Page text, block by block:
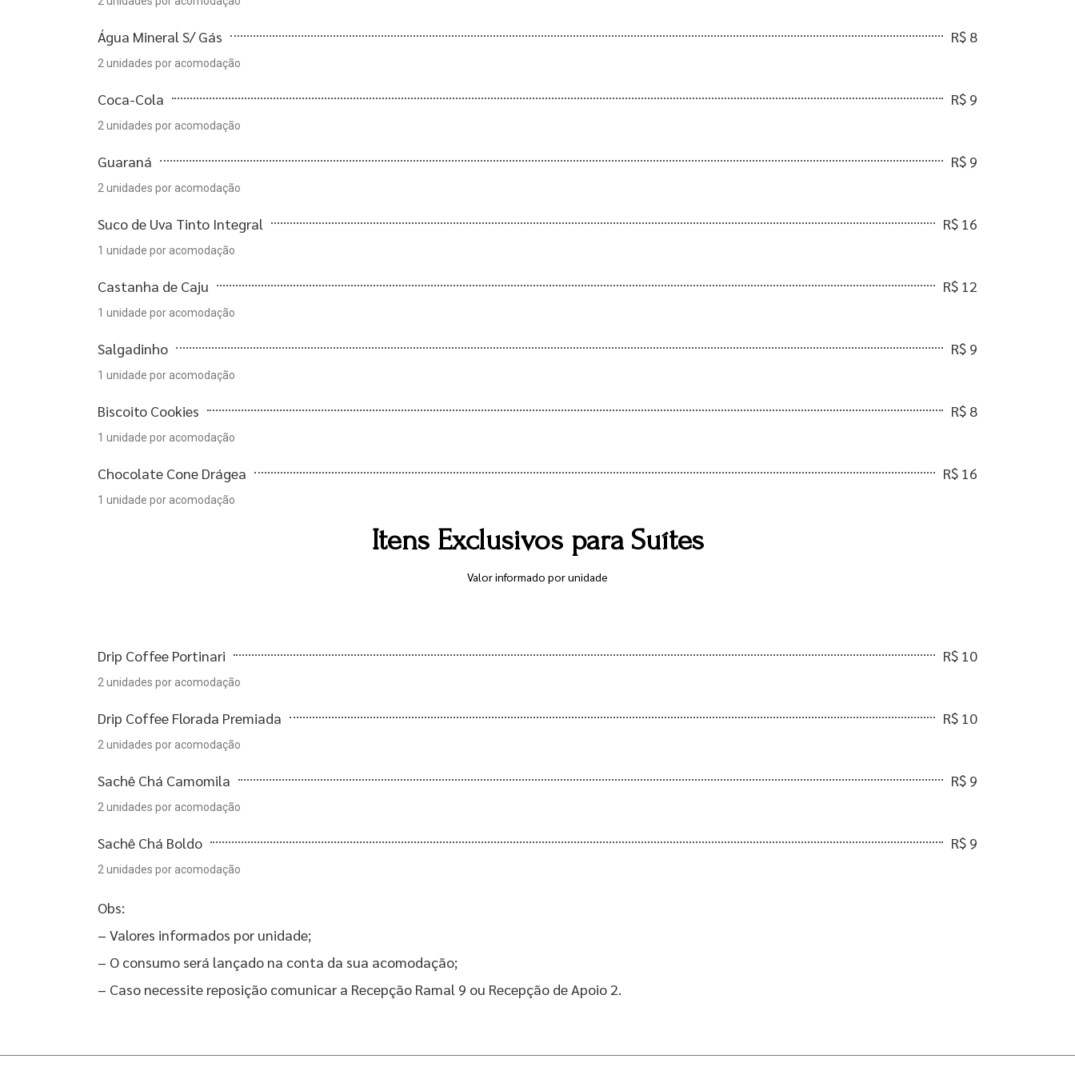
Água Mineral S/ Gás R$ 8
2 unidades por acomodação
Coca-Cola R$ 9
2 unidades por acomodação
Guaraná R$ 9
2 unidades por acomodação
Suco de Uva Tinto Integral R$ 16
1 unidade por acomodação
Castanha de Caju R$ 12
1 unidade por acomodação
Salgadinho R$ 9
1 unidade por acomodação
Biscoito Cookies R$ 8
1 unidade por acomodação
Chocolate Cone Drágea R$ 16
1 unidade por acomodação
Itens Exclusivos para Suítes
Valor informado por unidade
Drip Coffee Portinari R$ 10
2 unidades por acomodação
Drip Coffee Florada Premiada R$ 10
2 unidades por acomodação
Sachê Chá Camomila R$ 9
2 unidades por acomodação
Sachê Chá Boldo R$ 9
2 unidades por acomodação
Obs:
– Valores informados por unidade;
– O consumo será lançado na conta da sua acomodação;
– Caso necessite reposição comunicar a Recepção Ramal 9 ou Recepção de Apoio 2.